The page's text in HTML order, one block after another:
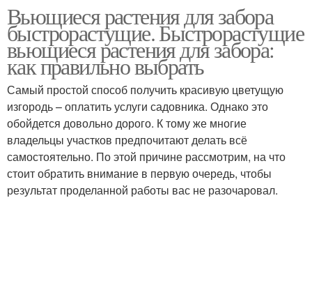
Растения для арки
Растения для
маскировки
Растения для изгородей Растения для дачи
Однолетние растения Растения с описанием
Вьющиеся растения для забора
быстрорастущие. Быстрорастущие
вьющиеся растения для забора:
как правильно выбрать
Самый простой способ получить красивую цветущую
изгородь – оплатить услуги садовника. Однако это
обойдется довольно дорого. К тому же многие
владельцы участков предпочитают делать всё
самостоятельно. По этой причине рассмотрим, на что
стоит обратить внимание в первую очередь, чтобы
результат проделанной работы вас не разочаровал.